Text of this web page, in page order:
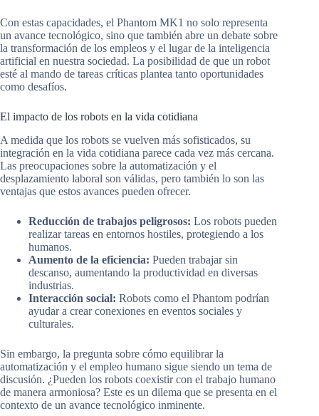
Con estas capacidades, el Phantom MK1 no solo representa
un avance tecnológico, sino que también abre un debate sobre
la transformación de los empleos y el lugar de la inteligencia
artificial en nuestra sociedad. La posibilidad de que un robot
esté al mando de tareas críticas plantea tanto oportunidades
como desafíos.
El impacto de los robots en la vida cotidiana
A medida que los robots se vuelven más sofisticados, su
integración en la vida cotidiana parece cada vez más cercana.
Las preocupaciones sobre la automatización y el
desplazamiento laboral son válidas, pero también lo son las
ventajas que estos avances pueden ofrecer.
Reducción de trabajos peligrosos: Los robots pueden
realizar tareas en entornos hostiles, protegiendo a los
humanos.
Aumento de la eficiencia: Pueden trabajar sin
descanso, aumentando la productividad en diversas
industrias.
Interacción social: Robots como el Phantom podrían
ayudar a crear conexiones en eventos sociales y
culturales.
Sin embargo, la pregunta sobre cómo equilibrar la
automatización y el empleo humano sigue siendo un tema de
discusión. ¿Pueden los robots coexistir con el trabajo humano
de manera armoniosa? Este es un dilema que se presenta en el
contexto de un avance tecnológico inminente.